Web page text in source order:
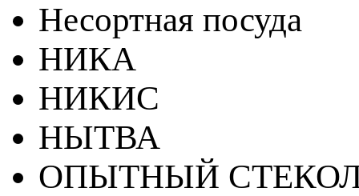
Несортная посуда
НИКА
НИКИС
НЫТВА
ОПЫТНЫЙ